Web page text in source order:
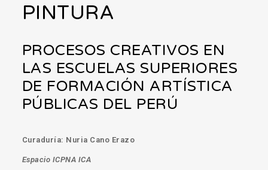
PINTURA
PROCESOS CREATIVOS EN
LAS ESCUELAS SUPERIORES
DE FORMACIÓN ARTÍSTICA
PÚBLICAS DEL PERÚ
Curaduría: Nuria Cano Erazo
Espacio ICPNA ICA